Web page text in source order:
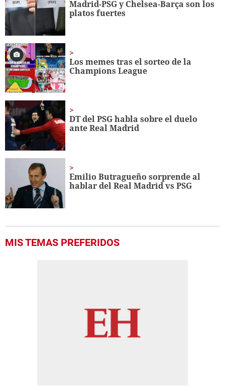
Madrid-PSG y Chelsea-Barça son los
platos fuertes
Los memes tras el sorteo de la
Champions League
DT del PSG habla sobre el duelo
ante Real Madrid
Emilio Butragueño sorprende al
hablar del Real Madrid vs PSG
MIS TEMAS PREFERIDOS